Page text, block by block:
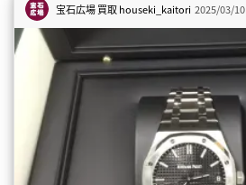
宝石広場 買取houseki_kaitori 2025/03/10